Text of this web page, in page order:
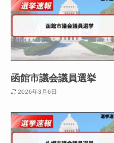
函館市議会議員選挙
2026年3月6日